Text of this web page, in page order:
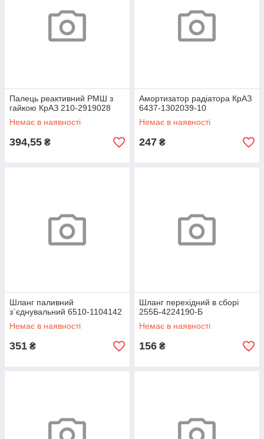
Палець реактивний РМШ з
гайкою КрАЗ 210-2919028
Немає в наявності
394,55 ₴
Амортизатор радіатора КрАЗ
6437-1302039-10
Немає в наявності
247 ₴
Шланг паливний
з`єднувальний 6510-1104142
Немає в наявності
351 ₴
Шланг перехідний в сборі
255Б-4224190-Б
Немає в наявності
156 ₴